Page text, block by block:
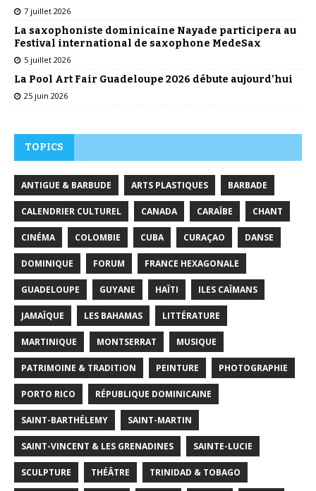
7 juillet 2026
La saxophoniste dominicaine Nayade participera au
Festival international de saxophone MedeSax
5 juillet 2026
La Pool Art Fair Guadeloupe 2026 débute aujourd’hui
25 juin 2026
TOPICS
ANTIGUE & BARBUDE ARTS PLASTIQUES BARBADE
CALENDRIER CULTUREL CANADA CARAÏBE CHANT
CINÉMA COLOMBIE CUBA CURAÇAO DANSE
DOMINIQUE FORUM FRANCE HEXAGONALE
GUADELOUPE GUYANE HAÏTI ILES CAÏMANS
JAMAÏQUE LES BAHAMAS LITTÉRATURE
MARTINIQUE MONTSERRAT MUSIQUE
PATRIMOINE & TRADITION PEINTURE PHOTOGRAPHIE
PORTO RICO RÉPUBLIQUE DOMINICAINE
SAINT-BARTHÉLEMY SAINT-MARTIN
SAINT-VINCENT & LES GRENADINES SAINTE-LUCIE
SCULPTURE THÉÂTRE TRINIDAD & TOBAGO